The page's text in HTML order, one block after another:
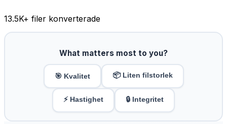
13.5K+ filer konverterade
What matters most to you?
🎯 Kvalitet 📦 Liten filstorlek
⚡ Hastighet 🔒 Integritet